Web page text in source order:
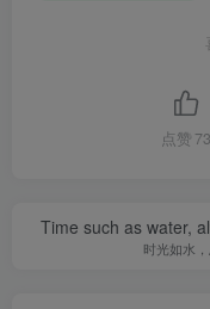
点赞 73
Time such as water,
时光如水